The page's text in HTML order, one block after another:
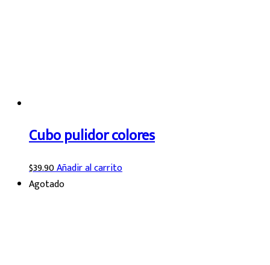
Cubo pulidor colores
$39.90Añadir al carrito
Agotado